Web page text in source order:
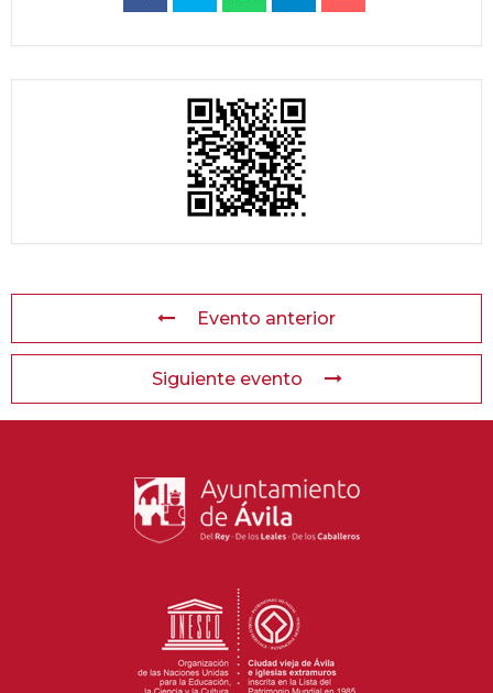
Evento anterior
Siguiente evento